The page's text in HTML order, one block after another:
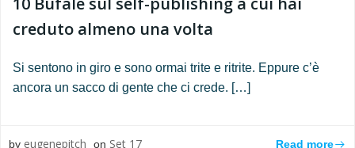
creduto almeno una volta
Si sentono in giro e sono ormai trite e ritrite. Eppure c’è
ancora un sacco di gente che ci crede. […]
by eugenepitch on Set 17 Read more